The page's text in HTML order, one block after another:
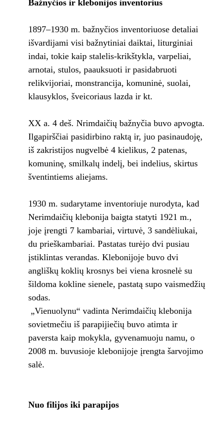
Bažnyčios ir klebonijos inventorius
1897–1930 m. bažnyčios inventoriuose detaliai
išvardijami visi bažnytiniai daiktai, liturginiai
indai, tokie kaip stalelis-krikštykla, varpeliai,
arnotai, stulos, paauksuoti ir pasidabruoti
relikvijoriai, monstrancija, komuninė, suolai,
klausyklos, šveicoriaus lazda ir kt.
XX a. 4 deš. Nrimdaičių bažnyčia buvo apvogta.
Ilgapirščiai pasidirbino raktą ir, juo pasinaudoję,
iš zakristijos nugvelbė 4 kielikus, 2 patenas,
komuninę, smilkalų indelį, bei indelius, skirtus
šventintiems aliejams.
1930 m. sudarytame inventoriuje nurodyta, kad
Nerimdaičių klebonija baigta statyti 1921 m.,
joje įrengti 7 kambariai, virtuvė, 3 sandėliukai,
du prieškambariai. Pastatas turėjo dvi pusiau
įstiklintas verandas. Klebonijoje buvo dvi
angliškų koklių krosnys bei viena krosnelė su
šildoma kokline sienele, pastatą supo vaismedžių
sodas.
„Vienuolynu“ vadinta Nerimdaičių klebonija
sovietmečiu iš parapijiečių buvo atimta ir
paversta kaip mokykla, gyvenamuoju namu, o
2008 m. buvusioje klebonijoje įrengta šarvojimo
salė.
Nuo filijos iki parapijos